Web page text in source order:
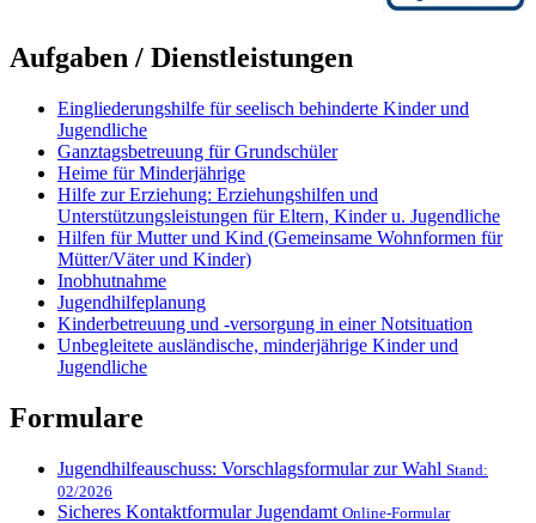
Aufgaben / Dienstleistungen
Eingliederungshilfe für seelisch behinderte Kinder und
Jugendliche
Ganztagsbetreuung für Grundschüler
Heime für Minderjährige
Hilfe zur Erziehung: Erziehungshilfen und
Unterstützungsleistungen für Eltern, Kinder u. Jugendliche
Hilfen für Mutter und Kind (Gemeinsame Wohnformen für
Mütter/Väter und Kinder)
Inobhutnahme
Jugendhilfeplanung
Kinderbetreuung und -versorgung in einer Notsituation
Unbegleitete ausländische, minderjährige Kinder und
Jugendliche
Formulare
Jugendhilfeauschuss: Vorschlagsformular zur Wahl Stand:
02/2026
Sicheres Kontaktformular Jugendamt Online-Formular